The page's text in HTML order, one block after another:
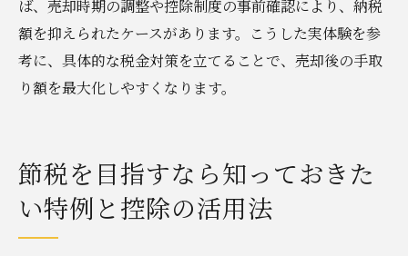
ば、売却時期の調整や控除制度の事前確認により、納税
額を抑えられたケースがあります。こうした実体験を参
考に、具体的な税金対策を立てることで、売却後の手取
り額を最大化しやすくなります。
節税を目指すなら知っておきた
い特例と控除の活用法